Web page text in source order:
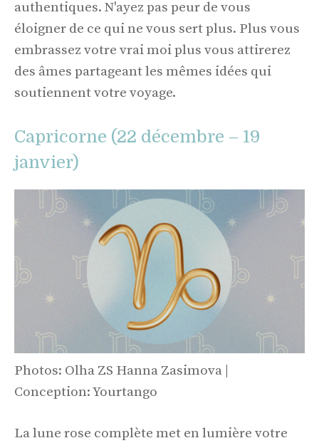
authentiques. N'ayez pas peur de vous
éloigner de ce qui ne vous sert plus. Plus vous
embrassez votre vrai moi plus vous attirerez
des âmes partageant les mêmes idées qui
soutiennent votre voyage.
Capricorne (22 décembre – 19
janvier)
Photos: Olha ZS Hanna Zasimova |
Conception: Yourtango
La lune rose complète met en lumière votre